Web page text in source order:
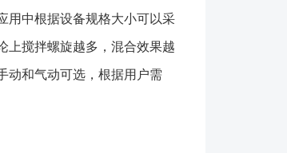
25250.4-
30300.4-0.645φ4330×820011500
材质分：与物料接触部分、不与物
用中根据设备规格大小可以采
上搅拌螺旋越多，混合效果越
动和气动可选，根据用户需